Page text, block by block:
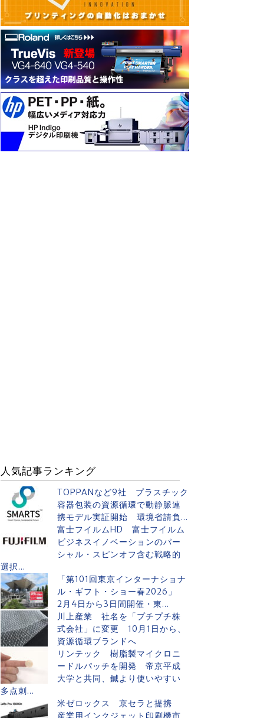
人気記事ランキング
TOPPANなど9社 プラスチック
容器包装の資源循環で動静脈連
携モデル実証開始 環境省請負...
富士フイルムHD 富士フイルム
ビジネスイノベーションのパー
シャル・スピンオフ含む戦略的
選択...
「第101回東京インターナショナ
ル・ギフト・ショー春2026」
2月4日から3日間開催・東...
川上産業 社名を「プチプチ株
式会社」に変更 10月1日から、
資源循環ブランドへ
リンテック 樹脂製マイクロニ
ードルパッチを開発 帝京平成
大学と共同、鍼より使いやすい
多点刺...
米ゼロックス 京セラと提携
産業用インクジェット印刷機市